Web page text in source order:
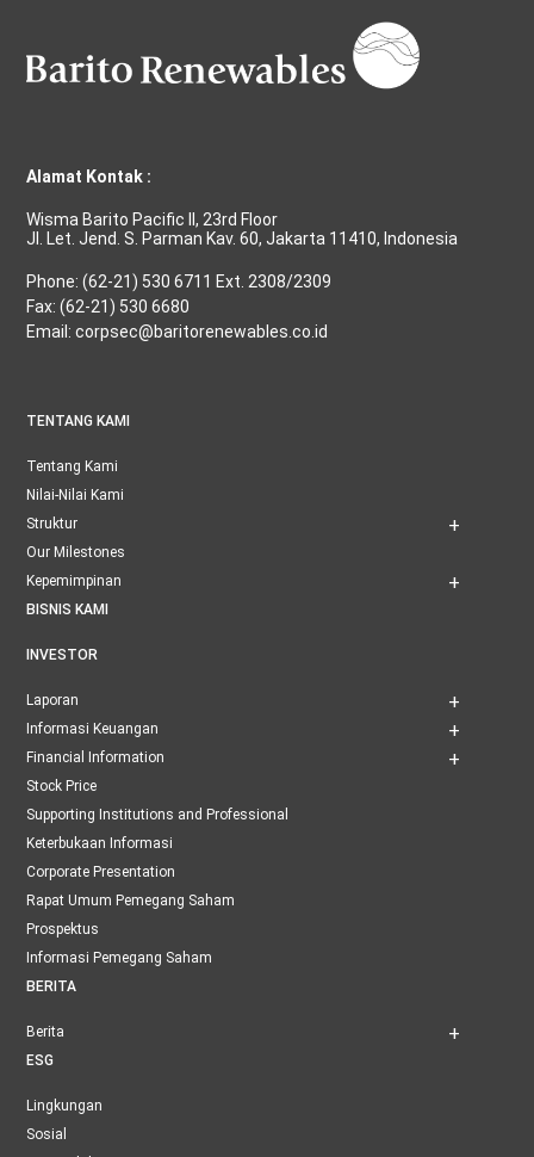
Alamat Kontak :
Wisma Barito Pacific II, 23rd Floor
Jl. Let. Jend. S. Parman Kav. 60, Jakarta 11410, Indonesia
Phone: (62-21) 530 6711 Ext. 2308/2309
Fax: (62-21) 530 6680
Email: corpsec@baritorenewables.co.id
TENTANG KAMI
Tentang Kami
Nilai-Nilai Kami
Struktur
Our Milestones
Kepemimpinan
BISNIS KAMI
INVESTOR
Laporan
Informasi Keuangan
Financial Information
Stock Price
Supporting Institutions and Professional
Keterbukaan Informasi
Corporate Presentation
Rapat Umum Pemegang Saham
Prospektus
Informasi Pemegang Saham
BERITA
Berita
ESG
Lingkungan
Sosial